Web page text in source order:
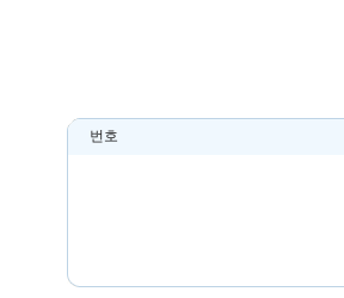
번호